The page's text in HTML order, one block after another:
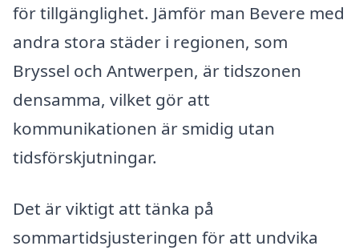
för tillgänglighet. Jämför man Bevere med
andra stora städer i regionen, som
Bryssel och Antwerpen, är tidszonen
densamma, vilket gör att
kommunikationen är smidig utan
tidsförskjutningar.
Det är viktigt att tänka på
sommartidsjusteringen för att undvika